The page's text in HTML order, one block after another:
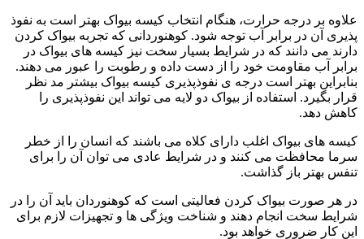
علاوه بر درجه حرارت، هنگام انتخاب کیسه بیواک بهتر است به نفوذ
پذیری آن در برابر آب توجه شود. کوهنوردانی که تجربه بیواک کردن
دارند می دانند که در شرایط بسیار سخت نیز کیسه های بیواک در
برابر آب مقاومت خود را از دست داده و رطوبت را عبور می دهند.
بنابراین بهتر است درجه ی نفوذپذیری کیسه بیواک بیشتر مد نظر
قرار بگیرد. استفاده از بیواک دو لایه می تواند این نفوذپذیری را
کاهش دهد.
کیسه های بیواک اغلب دارای کلاه می باشند که انسان را از خطر
سرما محافظت می کنند و در شرایط عادی می توان آن را برای
تنفس بهتر باز گذاشت.
در هر صورت بیواک کردن فعالیتی است که کوهنوردان باید آن را در
شرایط سخت انجام دهند و شناخت ویژگی ها و تجهیزات لازم برای
این کار ضروری خواهد بود.